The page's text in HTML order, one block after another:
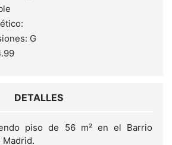
G
DETALLES
piso de 56 m² en el Barrio
Madrid.